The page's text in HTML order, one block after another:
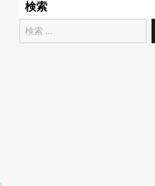
検索
検
索